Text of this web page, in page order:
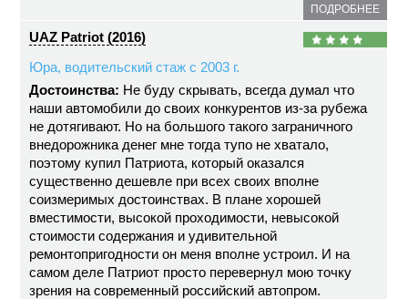
ПОДРОБНЕЕ
UAZ Patriot (2016)
Юра, водительский стаж с 2003 г.
Достоинства: Не буду скрывать, всегда думал что
наши автомобили до своих конкурентов из-за рубежа
не дотягивают. Но на большого такого заграничного
внедорожника денег мне тогда тупо не хватало,
поэтому купил Патриота, который оказался
существенно дешевле при всех своих вполне
соизмеримых достоинствах. В плане хорошей
вместимости, высокой проходимости, невысокой
стоимости содержания и удивительной
ремонтопригодности он меня вполне устроил. И на
самом деле Патриот просто перевернул мою точку
зрения на современный российский автопром.